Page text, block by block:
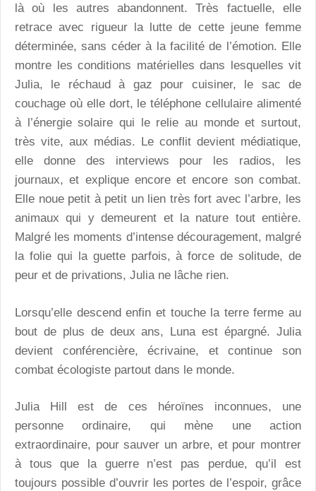
là où les autres abandonnent. Très factuelle, elle
retrace avec rigueur la lutte de cette jeune femme
déterminée, sans céder à la facilité de l’émotion. Elle
montre les conditions matérielles dans lesquelles vit
Julia, le réchaud à gaz pour cuisiner, le sac de
couchage où elle dort, le téléphone cellulaire alimenté
à l’énergie solaire qui le relie au monde et surtout,
très vite, aux médias. Le conflit devient médiatique,
elle donne des interviews pour les radios, les
journaux, et explique encore et encore son combat.
Elle noue petit à petit un lien très fort avec l’arbre, les
animaux qui y demeurent et la nature tout entière.
Malgré les moments d’intense découragement, malgré
la folie qui la guette parfois, à force de solitude, de
peur et de privations, Julia ne lâche rien.
Lorsqu’elle descend enfin et touche la terre ferme au
bout de plus de deux ans, Luna est épargné. Julia
devient conférencière, écrivaine, et continue son
combat écologiste partout dans le monde.
Julia Hill est de ces héroïnes inconnues, une
personne ordinaire, qui mène une action
extraordinaire, pour sauver un arbre, et pour montrer
à tous que la guerre n’est pas perdue, qu’il est
toujours possible d’ouvrir les portes de l’espoir, grâce